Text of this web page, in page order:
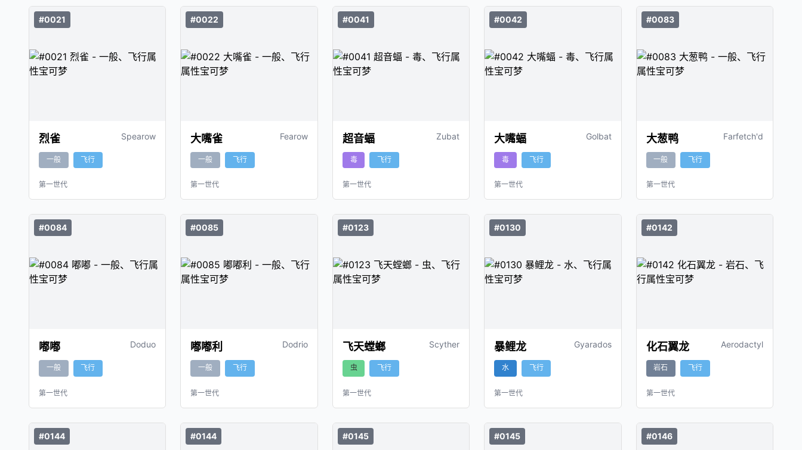
#0021
烈雀 Spearow
一般 飞行
第一世代
#0022
大嘴雀 Fearow
一般 飞行
第一世代
#0041
超音蝠 Zubat
毒 飞行
第一世代
#0042
大嘴蝠 Golbat
毒 飞行
第一世代
#0083
大葱鸭 Farfetch'd
一般 飞行
第一世代
#0084
嘟嘟 Doduo
一般 飞行
第一世代
#0085
嘟嘟利 Dodrio
一般 飞行
第一世代
#0123
飞天螳螂 Scyther
虫 飞行
第一世代
#0130
暴鲤龙 Gyarados
水 飞行
第一世代
#0142
化石翼龙 Aerodactyl
岩石 飞行
第一世代
#0144 #0144 #0145 #0145 #0146